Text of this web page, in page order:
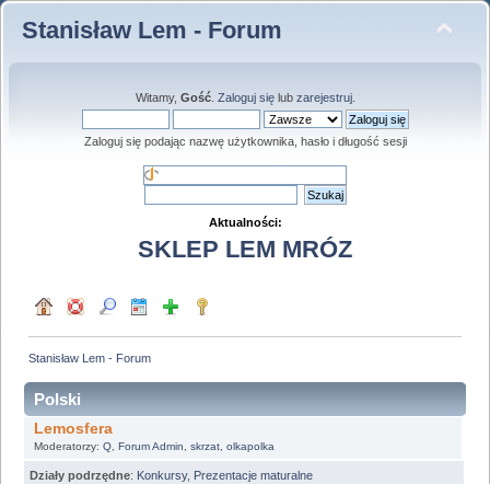
Stanisław Lem - Forum
Witamy, Gość. Zaloguj sięlub zarejestruj.
Zaloguj się podając nazwę użytkownika, hasło i długość sesji
Aktualności:
SKLEP LEM MRÓZ
Stanisław Lem - Forum
Polski
Lemosfera
Moderatorzy: Q, Forum Admin skrzat, olkapolka
Działy podrzędne: Konkursy, Prezentacje maturalne